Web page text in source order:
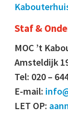
Staf &
MOC ’t
Amsteldijk
Tel: 020 –
E-mail:
LET OP: